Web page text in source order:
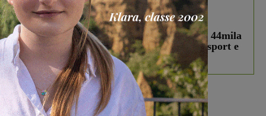
In vetrina 3 Agosto 2026
Estra Notizie agosto: Smart Cities, oltre 44mila
studenti coinvolti, torna il bando per lo sport e
debutta il podcast Estrair